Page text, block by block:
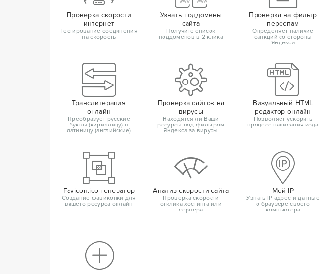
Проверка скорости
интернет
Тестирование соединения
на скорость
Узнать поддомены
сайта
Получите список
поддоменов в 2 клика
Проверка на фильтр
переспам
Определяет наличие
санкций со стороны
Яндекса
Транслитерация
онлайн
Преобразует русские
буквы (кириллицу) в
латиницу (английские)
Проверка сайтов на
вирусы
Находятся ли Ваши
ресурсы под фильтром
Яндекса за вирусы
Визуальный HTML
редактор онлайн
Позволяет ускорить
процесс написания кода
Favicon.ico генератор
Создание фавиконки для
вашего ресурса онлайн
Анализ скорости сайта
Проверка скорости
отклика хостинга или
сервера
Мой IP
Узнать IP адрес и данные
о браузере своего
компьютера